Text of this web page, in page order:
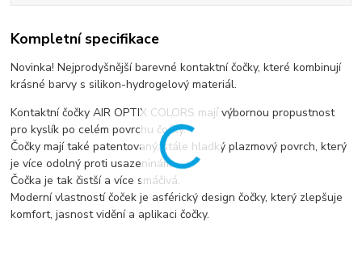
Kompletní specifikace
Novinka! Nejprodyšnější barevné kontaktní čočky, které kombinují
krásné barvy s silikon-hydrogelový materiál.
Kontaktní čočky AIR OPTIX COLORS mají výbornou propustnost
pro kyslík po celém povrchu čočky.
Čočky mají také patentovaný, stále hladký plazmový povrch, který
je více odolný proti usazeninám.
Čočka je tak čistší a více smáčivá.
Moderní vlastností čoček je asférický design čočky, který zlepšuje
komfort, jasnost vidění a aplikaci čočky.